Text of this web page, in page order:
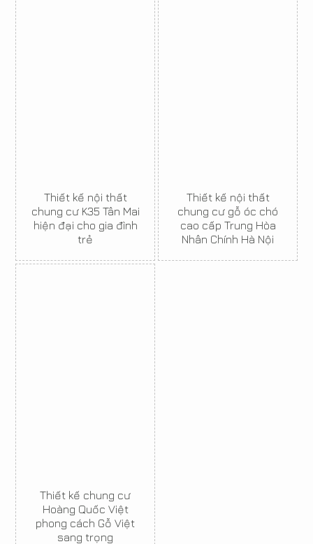
Thiết kế nội thất
chung cư K35 Tân Mai
hiện đại cho gia đình
trẻ
Thiết kế nội thất
chung cư gỗ óc chó
cao cấp Trung Hòa
Nhân Chính Hà Nội
Thiết kế chung cư
Hoàng Quốc Việt
phong cách Gỗ Việt
sang trọng